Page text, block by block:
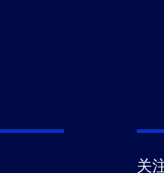
关